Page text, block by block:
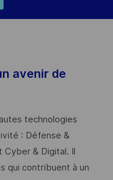
avenir de
technologies
: Défense &
& Digital. Il
qui contribuent à un